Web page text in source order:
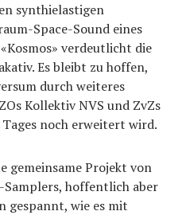
synthielastigen
Space-Sound eines
verdeutlicht die
Es bleibt zu hoffen,
durch weiteres
Kollektiv NVS und ZvZs
Tages noch erweitert wird.
gemeinsame Projekt von
hoffentlich aber
gespannt, wie es mit